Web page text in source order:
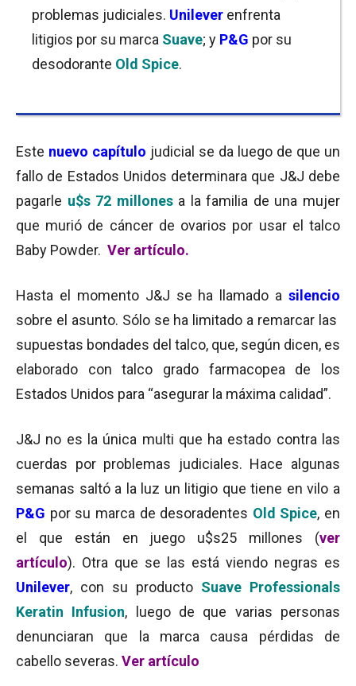
problemas judiciales. Unilever enfrenta
litigios por su marca Suave; y P&G por su
desodorante Old Spice.
Este nuevo capítulo judicial se da luego de que un
fallo de Estados Unidos determinara que J&J debe
pagarle u$s 72 millonesa la familia de una mujer
que murió de cáncer de ovarios por usar el talco
Baby Powder. Ver artículo.
Hasta el momento J&J se ha llamado a silencio
sobre el asunto. Sólo se ha limitado a remarcar las
supuestas bondades del talco, que, según dicen, es
elaborado con talco grado farmacopea de los
Estados Unidos para “asegurar la máxima calidad”.
J&J no es la única multi que ha estado contra las
cuerdas por problemas judiciales. Hace algunas
semanas saltó a la luz un litigio que tiene en vilo a
P&G por su marca de desoradentes Old Spice, en
el que están en juego u$s25 millones (ver
artículo). Otra que se las está viendo negras es
Unilever, con su producto Suave Professionals
Keratin Infusion, luego de que varias personas
denunciaran que la marca causa pérdidas de
cabello severas. Ver artículo